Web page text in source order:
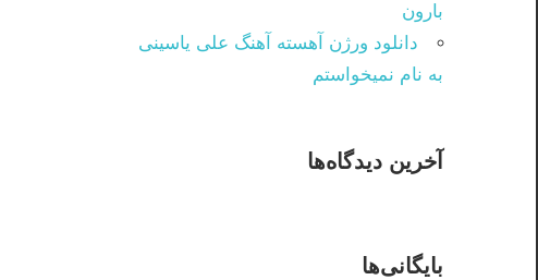
بارون
دانلود ورژن آهسته آهنگ علی یاسینی
به نام نمیخواستم
آخرین دیدگاه‌ها
بایگانی‌ها